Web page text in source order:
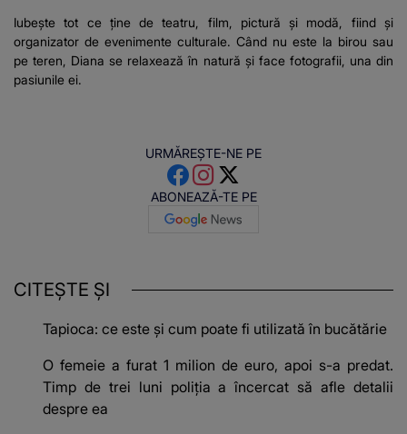
Iubește tot ce ține de teatru, film, pictură și modă, fiind și
organizator de evenimente culturale. Când nu este la birou sau
pe teren, Diana se relaxează în natură și face fotografii, una din
pasiunile ei.
URMĂREȘTE-NE PE
ABONEAZĂ-TE PE
CITEȘTE ȘI
Tapioca: ce este și cum poate fi utilizată în bucătărie
O femeie a furat 1 milion de euro, apoi s-a predat.
Timp de trei luni poliția a încercat să afle detalii
despre ea